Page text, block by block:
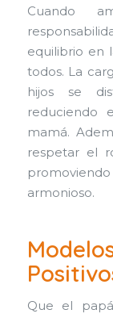
Cuando
equilibrio en
todos. La
hijos se
reduciendo
mamá.
respetar el
armonioso.
Que el